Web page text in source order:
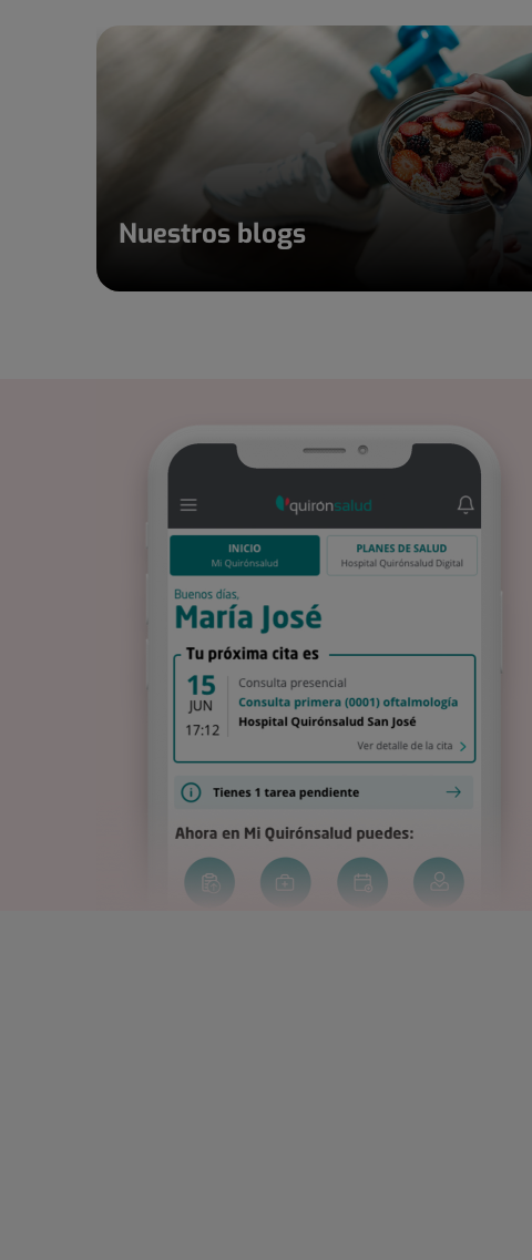
Nuestros blogs